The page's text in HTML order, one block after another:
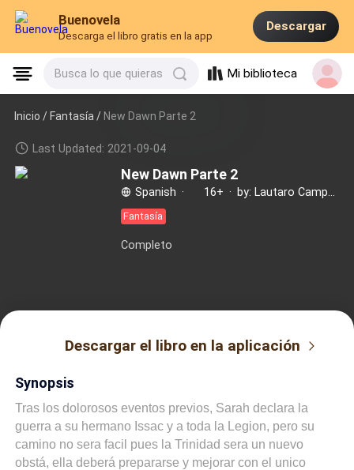
Buenovela
Descarga el libro gratis en la app
Descargar
Busca lo que quieras Mi biblioteca
Inicio /Fantasía / New Dawn Parte 2
Last Updated: 2021-09-04
New Dawn Parte 2
Spanish · 16+ ·
Fantasía
Completo
Descargar el libro en la aplicación
Synopsis
Tras los dolorosos eventos previos, Sarah declara la
guerra a su hermano Issac y a toda la Legion, pero su
camino no sera facil pues la Trinidad sera un nuevo
obstá, ella deberá prepararse y mejorar con el unico